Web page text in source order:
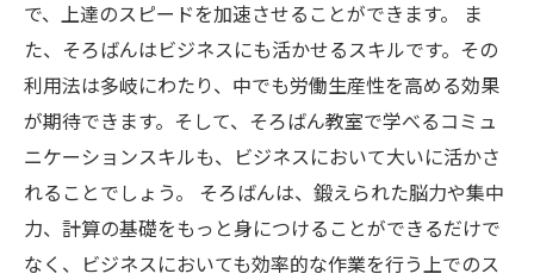
で、上達のスピードを加速させることができます。 ま
た、そろばんはビジネスにも活かせるスキルです。その
利用法は多岐にわたり、中でも労働生産性を高める効果
が期待できます。そして、そろばん教室で学べるコミュ
ニケーションスキルも、ビジネスにおいて大いに活かさ
れることでしょう。 そろばんは、鍛えられた脳力や集中
力、計算の基礎をもっと身につけることができるだけで
なく、ビジネスにおいても効率的な作業を行う上でのス